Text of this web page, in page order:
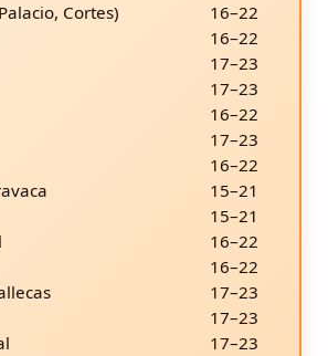
Cortes)
16–22
16–22
17–23
17–23
16–22
17–23
16–22
15–21
15–21
16–22
16–22
17–23
17–23
17–23